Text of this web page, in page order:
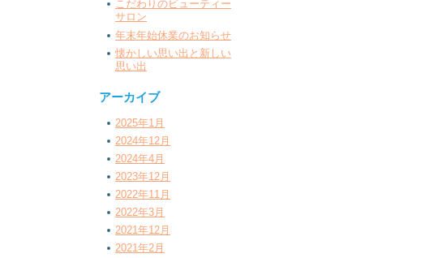
こだわりのビューティー
サロン
年末年始休業のお知らせ
懐かしい思い出と新しい
思い出
アーカイブ
2025年1月
2024年12月
2024年4月
2023年12月
2022年11月
2022年3月
2021年12月
2021年2月